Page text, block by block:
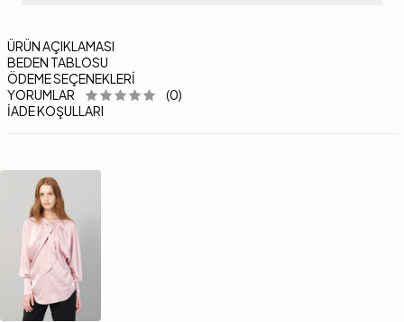
ÜRÜN AÇIKLAMASI
BEDEN TABLOSU
ÖDEME SEÇENEKLERI
YORUMLAR
(0)
İADE KOŞULLARI